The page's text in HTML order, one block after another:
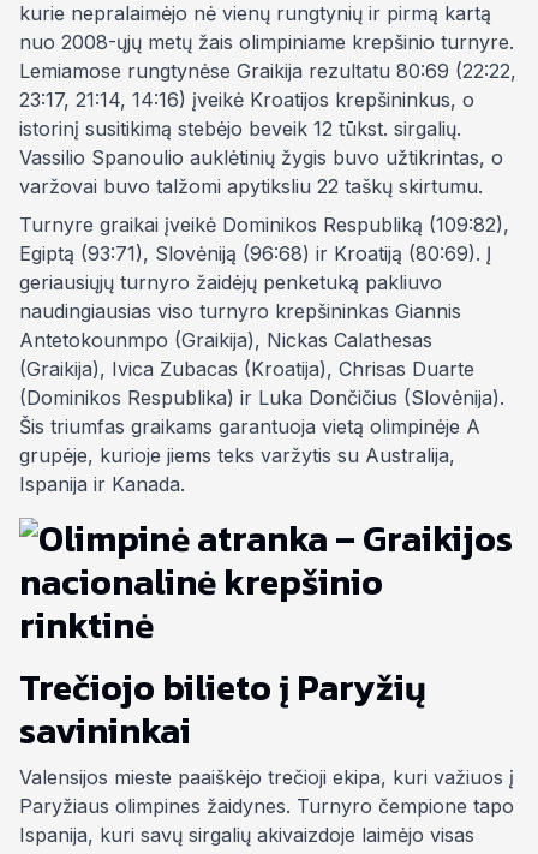
kurie nepralaimėjo nė vienų rungtynių ir pirmą kartą
nuo 2008-ųjų metų žais olimpiniame krepšinio turnyre.
Lemiamose rungtynėse Graikija rezultatu 80:69 (22:22,
23:17, 21:14, 14:16) įveikė Kroatijos krepšininkus, o
istorinį susitikimą stebėjo beveik 12 tūkst. sirgalių.
Vassilio Spanoulio auklėtinių žygis buvo užtikrintas, o
varžovai buvo talžomi apytiksliu 22 taškų skirtumu.
Turnyre graikai įveikė Dominikos Respubliką (109:82),
Egiptą (93:71), Slovėniją (96:68) ir Kroatiją (80:69). Į
geriausiųjų turnyro žaidėjų penketuką pakliuvo
naudingiausias viso turnyro krepšininkas Giannis
Antetokounmpo (Graikija), Nickas Calathesas
(Graikija), Ivica Zubacas (Kroatija), Chrisas Duarte
(Dominikos Respublika) ir Luka Dončičius (Slovėnija).
Šis triumfas graikams garantuoja vietą olimpinėje A
grupėje, kurioje jiems teks varžytis su Australija,
Ispanija ir Kanada.
Trečiojo bilieto į Paryžių
savininkai
Valensijos mieste paaiškėjo trečioji ekipa, kuri važiuos į
Paryžiaus olimpines žaidynes. Turnyro čempione tapo
Ispanija, kuri savų sirgalių akivaizdoje laimėjo visas